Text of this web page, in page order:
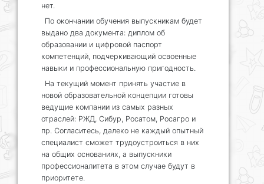
нет.
По окончании обучения выпускникам будет
выдано два документа: диплом об
образовании и цифровой паспорт
компетенций, подчеркивающий освоенные
навыки и профессиональную пригодность.
На текущий момент принять участие в
новой образовательной концепции готовы
ведущие компании из самых разных
отраслей: РЖД, Сибур, Росатом, Росагро и
пр. Согласитесь, далеко не каждый опытный
специалист сможет трудоустроиться в них
на общих основаниях, а выпускники
профессионалитета в этом случае будут в
приоритете.